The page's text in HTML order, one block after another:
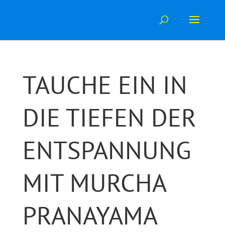
TAUCHE EIN IN
DIE TIEFEN DER
ENTSPANNUNG
MIT MURCHA
PRANAYAMA